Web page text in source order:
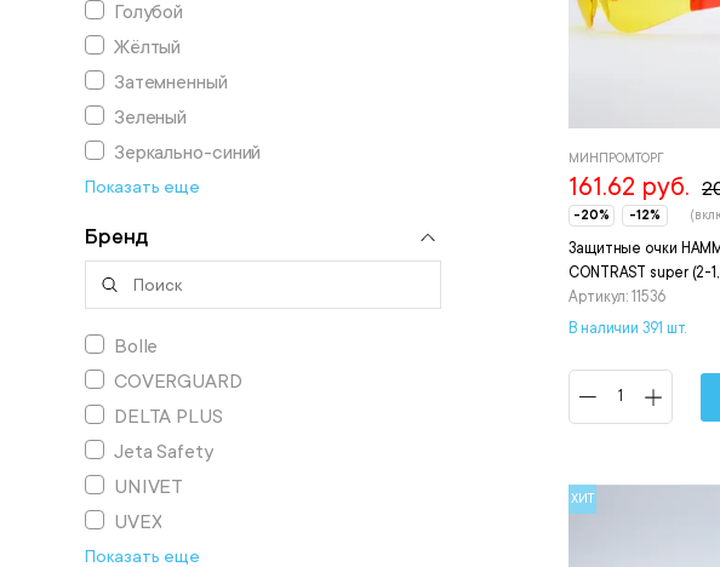
Голубой
Жёлтый
Затемненный
Зеленый
Зеркально-синий
Показать еще
Бренд
Bolle
COVERGUARD
DELTA PLUS
Jeta Safety
UNIVET
UVEX
Показать еще
Защитные очки
CONTRAST super
Артикул: 11536
МИНПРОМТОРГ
161.62 руб.
-20% -12%
В наличии 391 шт.
ХИТ